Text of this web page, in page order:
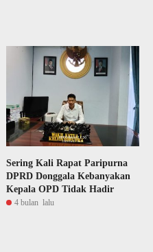
Sering Kali Rapat Paripurna
DPRD Donggala Kebanyakan
Kepala OPD Tidak Hadir
4 bulan lalu